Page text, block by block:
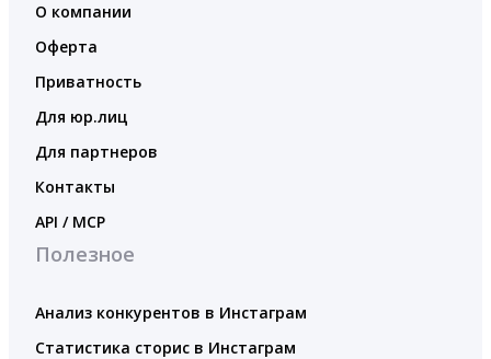
О компании
Оферта
Приватность
Для юр.лиц
Для партнеров
Контакты
API / MCP
Полезное
Анализ конкурентов в Инстаграм
Статистика сторис в Инстаграм